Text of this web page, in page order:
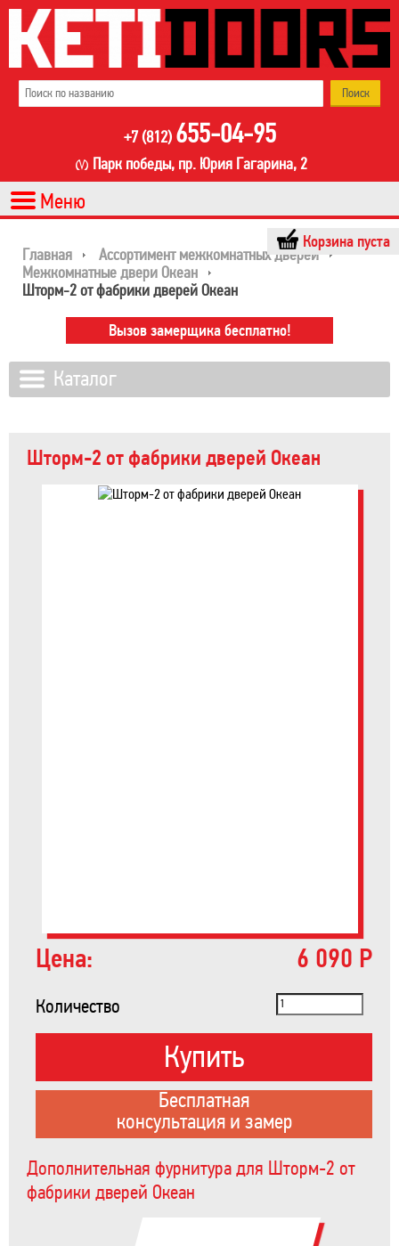
+7 (812) 655-04-95
Парк победы, пр. Юрия Гагарина, 2
Корзина пуста
Главная
Ассортимент межкомнатных дверей
Межкомнатные двери Океан
Шторм-2 от фабрики дверей Океан
Шторм-2 от фабрики дверей Океан
Цена: 6 090 Р
Количество
Купить
Бесплатная
консультация и замер
Дополнительная фурнитура для Шторм-2 от
фабрики дверей Океан